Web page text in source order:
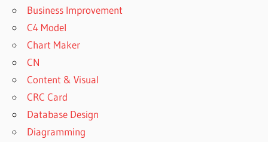
Business Improvement
C4 Model
Chart Maker
CN
Content & Visual
CRC Card
Database Design
Diagramming